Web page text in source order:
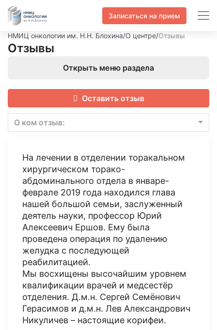
Записаться на прием
НМИЦ онкологии им. Н.Н. Блохина/О центре/Отзывы
Отзывы
Открыть меню раздела
Оставить отзыв
О ком отзыв:
На лечении в отделении торакальном
хирургическом торако-
абдоминального отдела в январе-
феврале 2019 года находился глава
нашей большой семьи, заслуженный
деятель науки, профессор Юрий
Алексеевич Ершов. Ему была
проведена операция по удалению
желудка с последующей
реабилитацией.
Мы восхищены высочайшим уровнем
квалификации врачей и медсестёр
отделения. Д.м.н. Сергей Семёнович
Герасимов и д.м.н. Лев Александрович
Никуличев – настоящие корифеи.